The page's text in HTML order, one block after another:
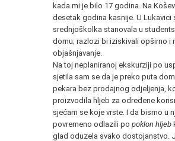
kada mi je bilo 17 godina. Na
desetak godina kasnije. U Lukavici
srednjoškolka stanovala u
domu; razlozi bi iziskivali opširno i
objašnjavanje.
Na toj neplaniranoj ekskurziji po
sjetila sam se da je preko puta
pekara bez prodajnog odjeljenja,
proizvodila hljeb za određene
sjećam se koje vrste. I da bismo u
povremeno odlazili po poklon hljeb
glad oduzela svako dostojanstvo.